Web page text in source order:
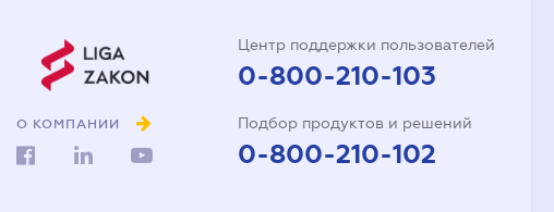
О КОМПАНИИ
Центр поддержки пользователей
0-800-210-103
Подбор продуктов и решений
0-800-210-102